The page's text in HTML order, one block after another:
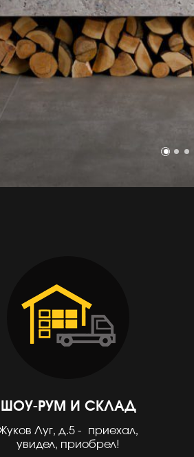
ШОУ-РУМ И СКЛАД
Луг, д.5 - приехал,
увидел, приобрел!